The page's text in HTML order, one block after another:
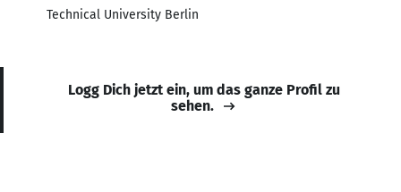
Technical University Berlin
Logg Dich jetzt ein, um das ganze Profil zu
sehen.